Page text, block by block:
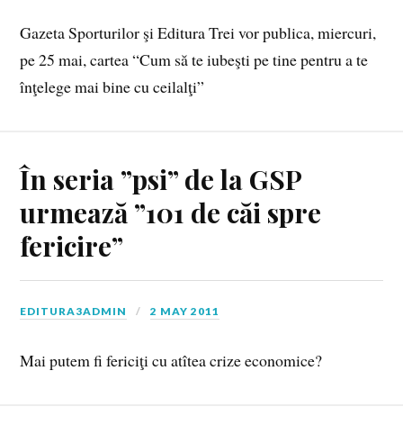
Gazeta Sporturilor şi Editura Trei vor publica, miercuri,
pe 25 mai, cartea “Cum să te iubeşti pe tine pentru a te
înţelege mai bine cu ceilalţi”
În seria ”psi” de la GSP
urmează ”101 de căi spre
fericire”
EDITURA3ADMIN 2 MAY 2011
Mai putem fi fericiţi cu atîtea crize economice?